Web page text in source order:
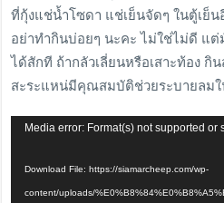
ที่กุ้งแช่น้ำโซดา แช่เย็นจัดๆ ในตู้เย็
อย่าทำกินบ่อยๆ นะคะ ไม่ใช่ไม่ดี แต่
ได้สักที ถ้ากลัวเลี่ยนหรือเสาะท้อง กิ
สะระแหน่มีคุณสมบัติช่วยระบายลมใ
Video
Media error: Format(s) not supported or
Download File: https://siamarcheep.com/wp-
content/uploads/